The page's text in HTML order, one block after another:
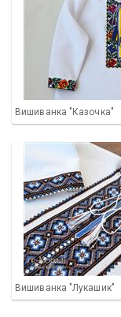
Вишиванка "Казочка"
Вишиванка "Лукашик"